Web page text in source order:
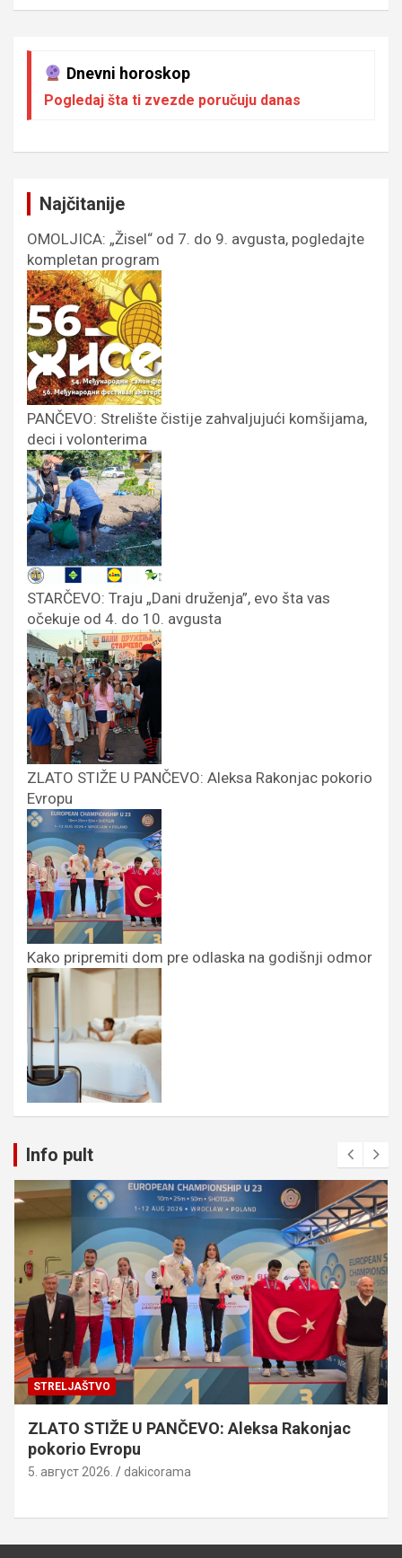
Dnevni horoskop
Pogledaj šta ti zvezde poručuju danas
Najčitanije
OMOLJICA: „Žisel“ od 7. do 9. avgusta, pogledajte
kompletan program
PANČEVO: Strelište čistije zahvaljujući komšijama,
deci i volonterima
STARČEVO: Traju „Dani druženja”, evo šta vas
očekuje od 4. do 10. avgusta
ZLATO STIŽE U PANČEVO: Aleksa Rakonjac pokorio
Evropu
Kako pripremiti dom pre odlaska na godišnji odmor
Info pult
STRELJAŠTVO
ZLATO STIŽE U PANČEVO: Aleksa Rakonjac
pokorio Evropu
5. август 2026. dakicorama